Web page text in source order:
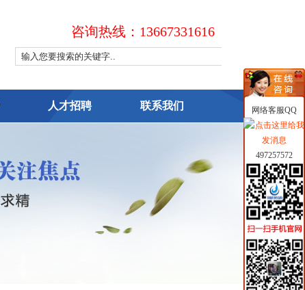
咨询热线：13667331616
人才招聘 联系我们 网络客服QQ
497257572